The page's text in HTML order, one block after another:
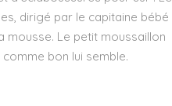
dirigé par le capitaine bébé
mousse. Le petit moussaillon
bon lui semble.